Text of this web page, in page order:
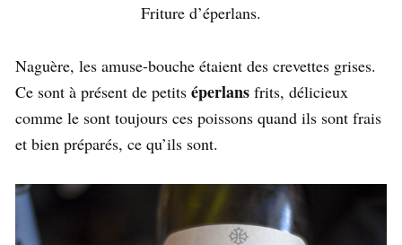
Friture d’éperlans.
Naguère, les amuse-bouche étaient des crevettes grises.
Ce sont à présent de petits éperlans frits, délicieux
comme le sont toujours ces poissons quand ils sont frais
et bien préparés, ce qu’ils sont.